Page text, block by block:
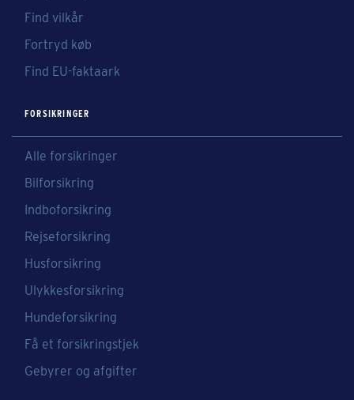
Find vilkår
Fortryd køb
Find EU-faktaark
FORSIKRINGER
Alle forsikringer
Bilforsikring
Indboforsikring
Rejseforsikring
Husforsikring
Ulykkesforsikring
Hundeforsikring
Få et forsikringstjek
Gebyrer og afgifter